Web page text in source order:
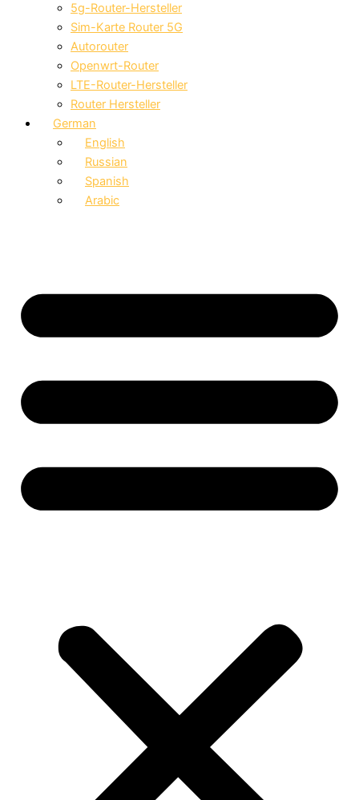
5g-Router-Hersteller
Sim-Karte Router 5G
Autorouter
Openwrt-Router
LTE-Router-Hersteller
Router Hersteller
German
English
Russian
Spanish
Arabic